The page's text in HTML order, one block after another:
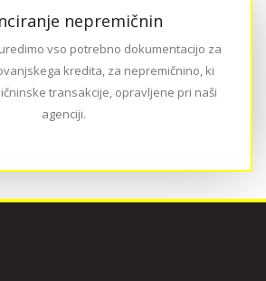
nepremičnin
vso potrebno dokumentacijo za
kredita, za nepremičnino, ki
transakcije, opravljene pri naši
agenciji.